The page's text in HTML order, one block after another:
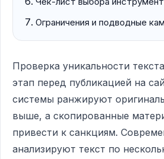
Ограничения и подводные
Проверка уникальности
этап перед публикацией на
системы ранжируют
выше, а скопированные
привести к санкциям.
анализируют текст по